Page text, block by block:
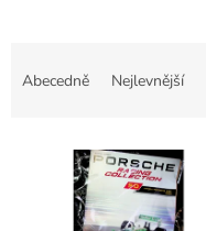
Abecedně Nejlevnější